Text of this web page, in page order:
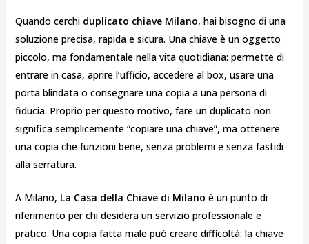
Quando cerchi duplicato chiave Milano, hai bisogno di una
soluzione precisa, rapida e sicura. Una chiave è un oggetto
piccolo, ma fondamentale nella vita quotidiana: permette di
entrare in casa, aprire l’ufficio, accedere al box, usare una
porta blindata o consegnare una copia a una persona di
fiducia. Proprio per questo motivo, fare un duplicato non
significa semplicemente “copiare una chiave”, ma ottenere
una copia che funzioni bene, senza problemi e senza fastidi
alla serratura.
A Milano, La Casa della Chiave di Milano è un punto di
riferimento per chi desidera un servizio professionale e
pratico. Una copia fatta male può creare difficoltà: la chiave